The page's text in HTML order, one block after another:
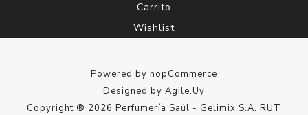
Carrito
Wishlist
Powered by nopCommerce
Designed by Agile.Uy
Copyright ® 2026 Perfumería Saúl - Gelimix S.A. RUT